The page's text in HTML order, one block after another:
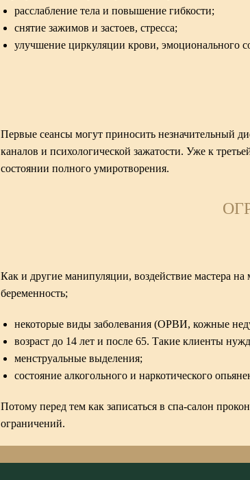
расслабление тела и повышение гибкости;
снятие зажимов и застоев, стресса;
улучшение циркуляции крови, эмоционального
Первые сеансы могут приносить незначительный
каналов и психологической зажатости. Уже к
состоянии полного умиротворения.
Как и другие манипуляции, воздействие мастера
беременность;
некоторые виды заболевания (ОРВИ, кожные
возраст до 14 лет и после 65. Такие клиенты
менструальные выделения;
состояние алкогольного и наркотического
Потому перед тем как записаться в спа-салон
ограничений.